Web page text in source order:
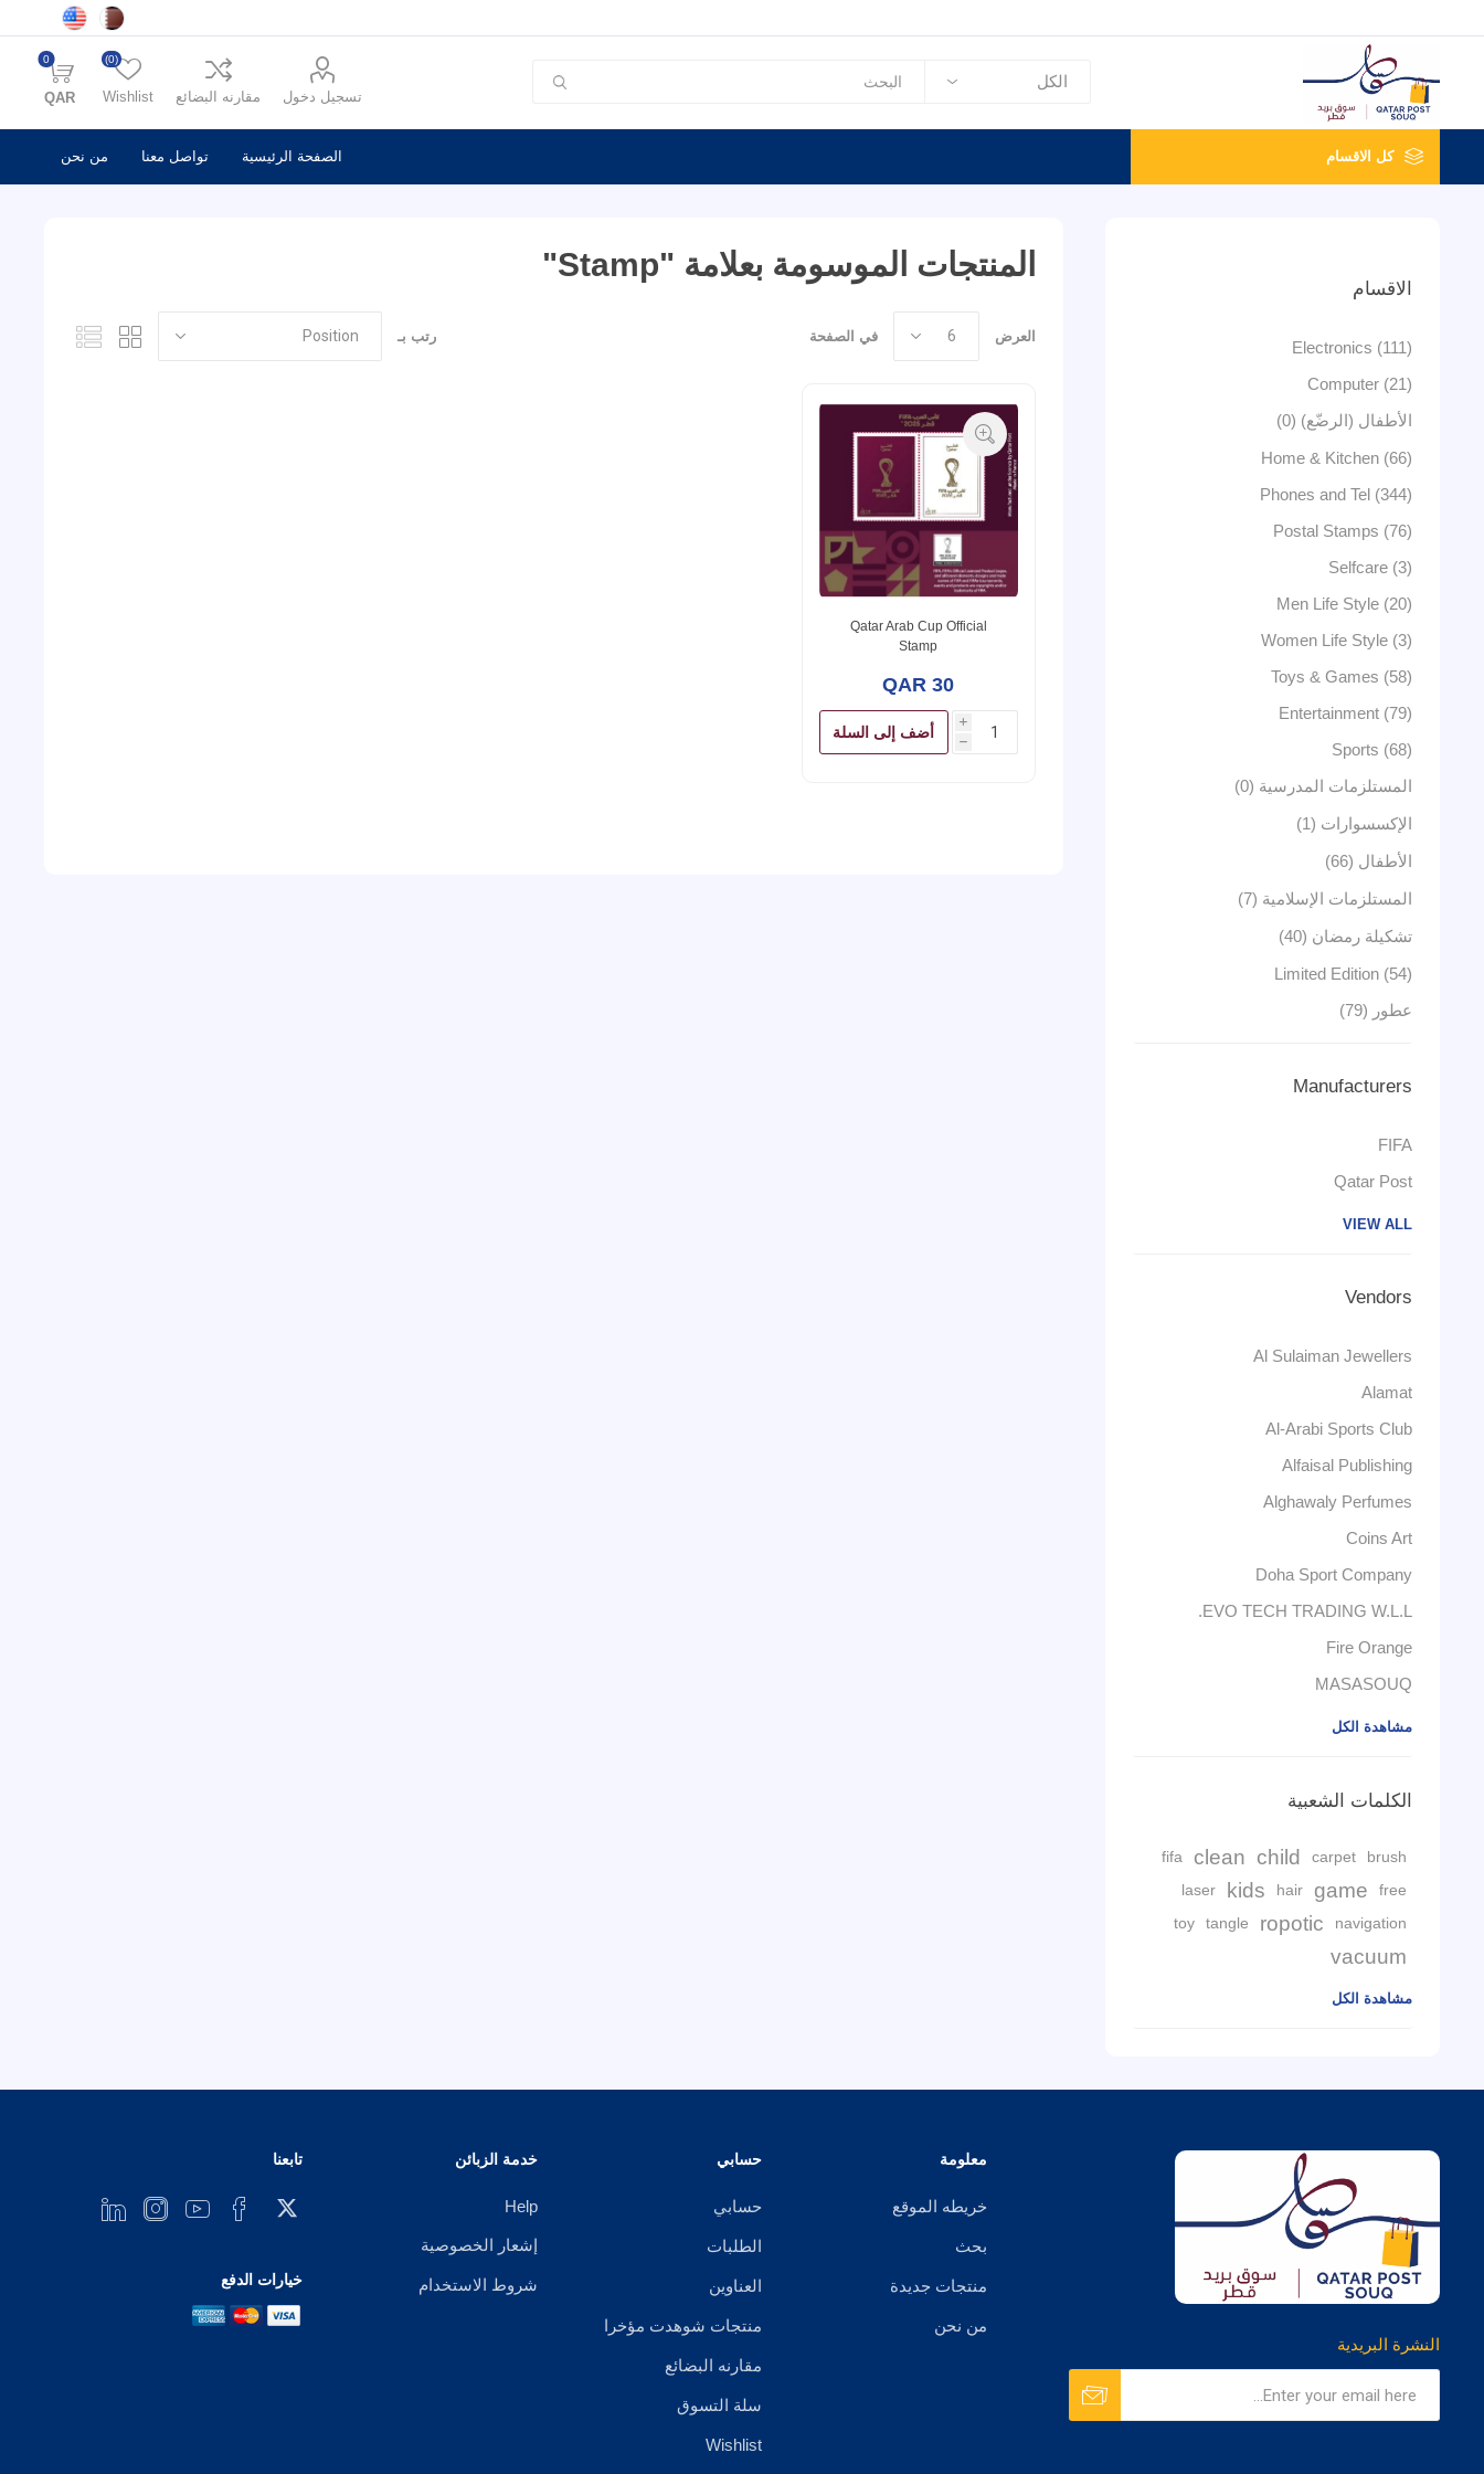
تسجيل دخول مقارنه البضائع Wishlist
(0)
0
QAR
كل الاقسام الصفحة الرئيسية تواصل معنا من نحن
المنتجات الموسومة بعلامة "stamp"
رتب بـ العرض في الصفحة
Qatar Arab Cup Official
Stamp
QAR 30
i
h
أضف إلى السلة
الاقسام
Electronics (111)
Computer (21)
الأطفال (الرضّع) (0)
Home & Kitchen (66)
Phones and Tel (344)
Postal Stamps (76)
Selfcare (3)
Men Life Style (20)
Women Life Style (3)
Toys & Games (58)
Entertainment (79)
Sports (68)
المستلزمات المدرسية (0)
الإكسسوارات (1)
الأطفال (66)
المستلزمات الإسلامية (7)
تشكيلة رمضان (40)
Limited Edition (54)
عطور (79)
Manufacturers
FIFA
Qatar Post
VIEW ALL
Vendors
Al Sulaiman Jewellers
Alamat
Al-Arabi Sports Club
Alfaisal Publishing
Alghawaly Perfumes
Coins Art
Doha Sport Company
EVO TECH TRADING W.L.L.
Fire Orange
MASASOUQ
مشاهدة الكل
الكلمات الشعبية
brush
carpet
child
clean
fifa
free
game
hair
kids
laser
navigation
ropotic
tangle
toy
vacuum
مشاهدة الكل
النشرة البريدية
معلومة
خريطه الموقع
بحث
منتجات جديدة
من نحن
حسابي
حسابي
الطلبات
العناوين
منتجات شوهدت مؤخرا
مقارنه البضائع
سلة التسوق
Wishlist
خدمة الزبائن
Help
إشعار الخصوصية
شروط الاستخدام
تابعنا
خيارات الدفع